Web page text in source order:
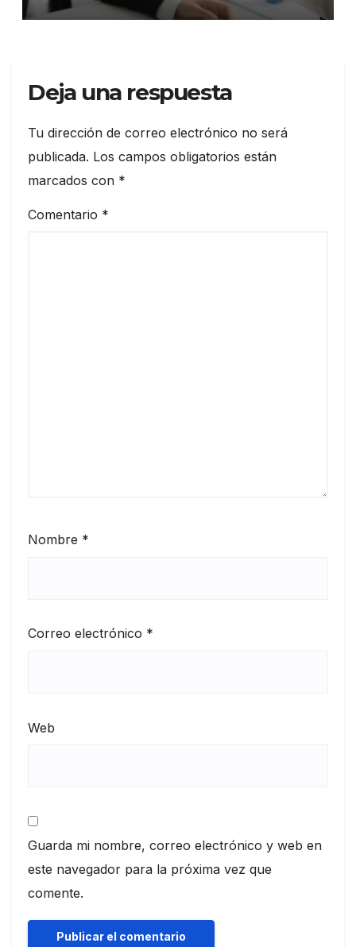
Deja una respuesta
Tu dirección de correo electrónico no será
publicada. Los campos obligatorios están
marcados con *
Comentario *
Nombre *
Correo electrónico *
Web
Guarda mi nombre, correo electrónico y web en
este navegador para la próxima vez que
comente.